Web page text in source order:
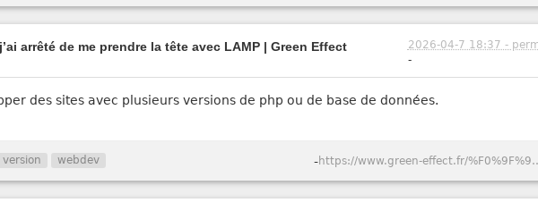
arrêté de me prendre la tête avec LAMP | Green Effect
2026-04-7 18:37 -
-
des sites avec plusieurs versions de php ou de base de données.
version webdev - https://www.green-effect.fr/%F0%9F%90%B3-lampbox-